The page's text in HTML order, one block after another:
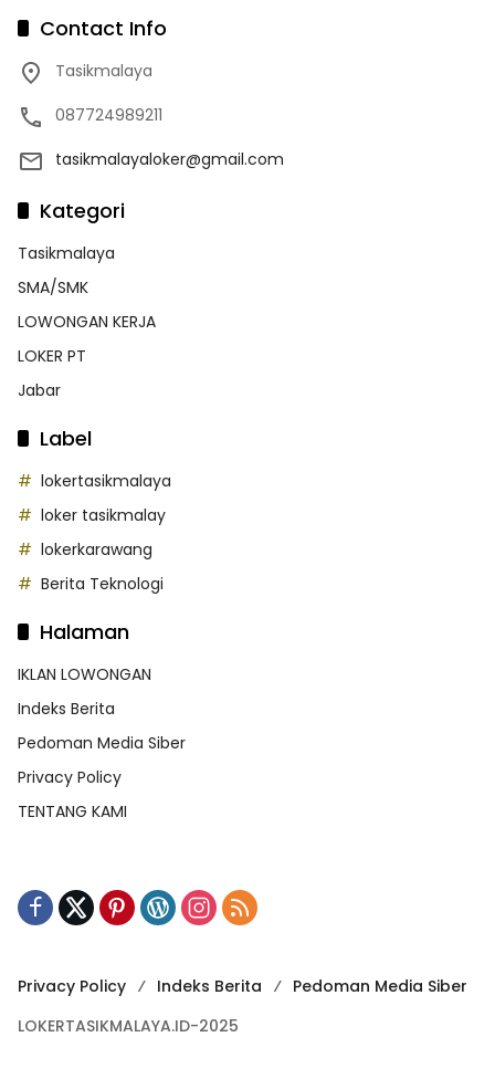
Contact Info
Tasikmalaya
087724989211
tasikmalayaloker@gmail.com
Kategori
Tasikmalaya
SMA/SMK
LOWONGAN KERJA
LOKER PT
Jabar
Label
lokertasikmalaya
loker tasikmalay
lokerkarawang
Berita Teknologi
Halaman
IKLAN LOWONGAN
Indeks Berita
Pedoman Media Siber
Privacy Policy
TENTANG KAMI
Privacy Policy Indeks Berita
Pedoman Media Siber
LOKERTASIKMALAYA.ID-2025